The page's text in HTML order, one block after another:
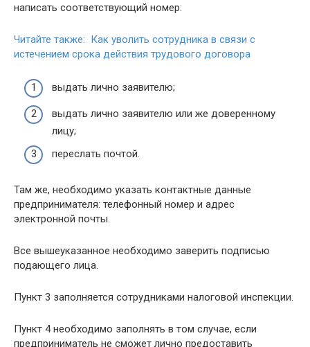
написать соответствующий номер:
Читайте также: Как уволить сотрудника в связи с
истечением срока действия трудового договора
выдать лично заявителю;
выдать лично заявителю или же доверенному
лицу;
переслать почтой.
Там же, необходимо указать контактные данные
предпринимателя: телефонный номер и адрес
электронной почты.
Все вышеуказанное необходимо заверить подписью
подающего лица.
Пункт 3 заполняется сотрудниками налоговой инспекции.
Пункт 4 необходимо заполнять в том случае, если
предприниматель не сможет лично предоставить